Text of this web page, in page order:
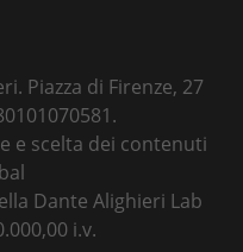
Piazza di Firenze, 27
e scelta dei contenuti
Dante Alighieri Lab
i.v.